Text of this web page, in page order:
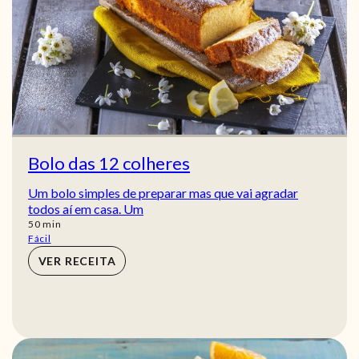
Bolo das 12 colheres
Um bolo simples de preparar mas que vai agradar
todos aí em casa. Um
50min
min
Fácil
VER RECEITA